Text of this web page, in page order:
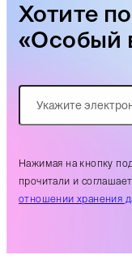
Хотите
«Особый
Нажимая на кнопку
прочитали и
отношении хранения